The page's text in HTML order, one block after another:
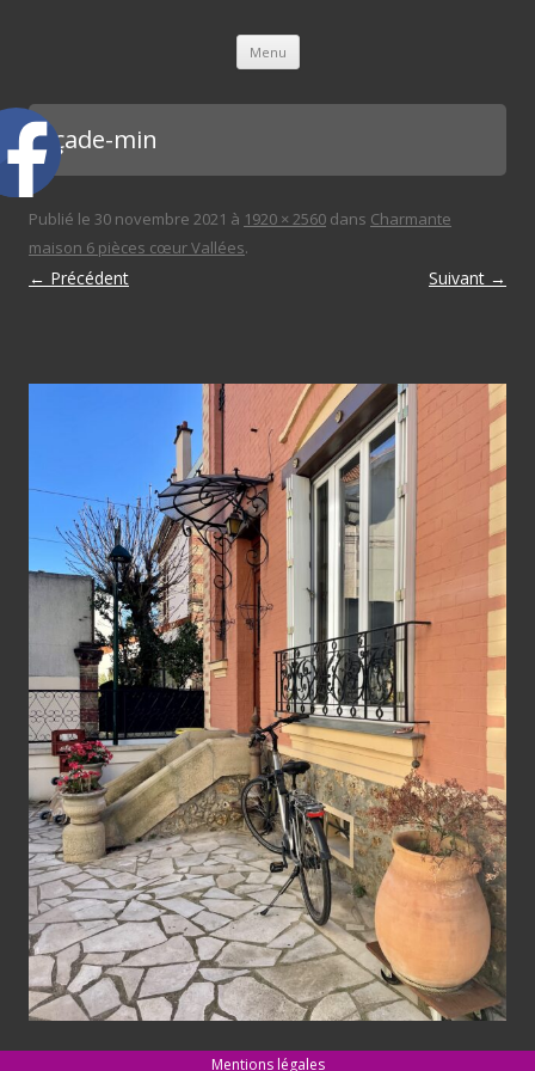
Menu Aller au contenu principal
Façade-min
Publié le 30 novembre 2021 à 1920 × 2560 dans Charmante
maison 6 pièces cœur Vallées.
← Précédent Suivant →
Mentions légales